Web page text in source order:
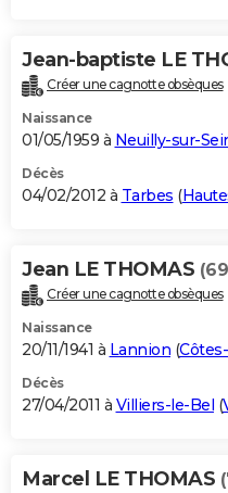
Jean-baptiste LE
Créer une cagnotte obsèques
Naissance
01/05/1959 à Neuilly-sur-
Décès
04/02/2012 à Tarbes (
Jean LE THOMAS
Créer une cagnotte obsèques
Naissance
20/11/1941 à Lannion (
Décès
27/04/2011 à Villiers-le-Bel (
Marcel LE THOMAS